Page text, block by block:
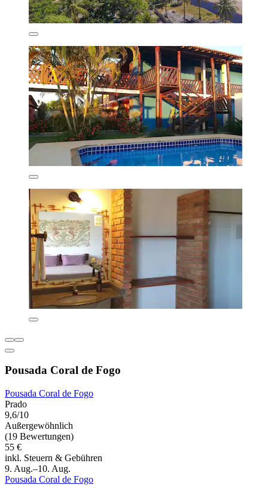
Pousada Coral de Fogo
Pousada Coral de Fogo
Prado
9,6/10
Außergewöhnlich
(19 Bewertungen)
55 €
inkl. Steuern & Gebühren
9. Aug.–10. Aug.
Pousada Coral de Fogo